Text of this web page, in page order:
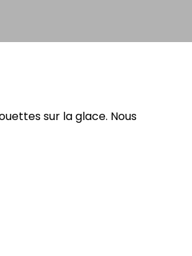
sur la glace. Nous